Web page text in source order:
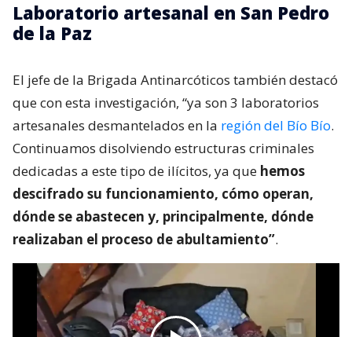
Laboratorio artesanal en San Pedro
de la Paz
El jefe de la Brigada Antinarcóticos también destacó
que con esta investigación, “ya son 3 laboratorios
artesanales desmantelados en la región del Bío Bío.
Continuamos disolviendo estructuras criminales
dedicadas a este tipo de ilícitos, ya que hemos
descifrado su funcionamiento, cómo operan,
dónde se abastecen y, principalmente, dónde
realizaban el proceso de abultamiento”.